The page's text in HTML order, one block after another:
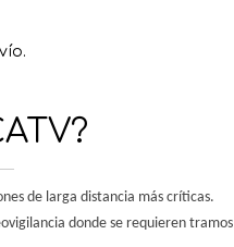
de larga distancia más críticas.
donde se requieren tramos